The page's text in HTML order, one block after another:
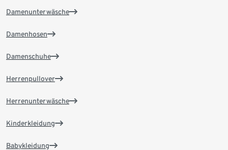
Damenunterwäsche
Damenhosen
Damenschuhe
Herrenpullover
Herrenunterwäsche
Kinderkleidung
Babykleidung